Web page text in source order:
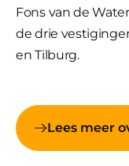
Fons van de
de drie
en Tilburg.
Lees meer